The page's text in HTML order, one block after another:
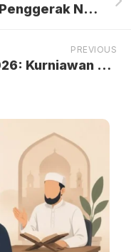
UMRI Wonosobo Siap Jadi Penggerak Narasi Positif Lewat Pelatihan Jurnalistik
PREVIOUS
Jelang Piala Asia U-17 2026: Kurniawan Bakal Coret 6 Pemain